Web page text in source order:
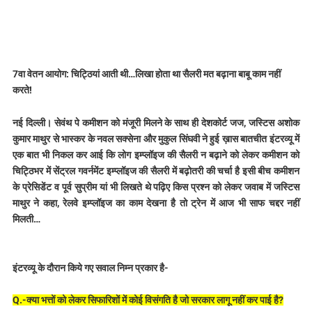
7वा वेतन आयोग: चिट्ठियां आती थी…लिखा होता था सैलरी मत बढ़ाना बाबू काम नहीं
करते!
नई दिल्ली। सेवंथ पे कमीशन को मंजूरी मिलने के साथ ही देशकोर्ट जज, जस्टिस अशोक
कुमार माथुर से भास्कर के नवल सक्सेना और मुकुल सिंघवी ने हुई ख़ास बातचीत इंटरव्यू में
एक बात भी निकल कर आई कि लोग इम्प्लॉइज की सैलरी न बढ़ाने को लेकर कमीशन को
चिट्ठिभर में सेंट्रल गवर्नमेंट इम्प्लॉइज की सैलरी में बढ़ोतरी की चर्चा है इसी बीच कमीशन
के प्रेसिडेंट व पूर्व सुप्रीम यां भी लिखते थे पढ़िए किस प्रश्न को लेकर जवाब में जस्टिस
माथुर ने कहा, रेलवे इम्प्लॉइज का काम देखना है तो ट्रेन में आज भी साफ चद्दर नहीं
मिलती…
इंटरव्यू के दौरान किये गए सवाल निम्न प्रकार है-
Q.-क्या भत्तों को लेकर सिफारिशाें में कोई विसंगति है जो सरकार लागू नहीं कर पाई है?